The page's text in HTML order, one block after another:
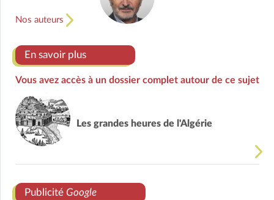
Nos auteurs
En savoir plus
Vous avez accès à un dossier complet autour de ce sujet
Les grandes heures de l'Algérie
Publicité Google